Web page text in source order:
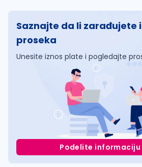
Saznajte da li zarađujete
proseka
Unesite iznos plate i pogledajte
Podelite